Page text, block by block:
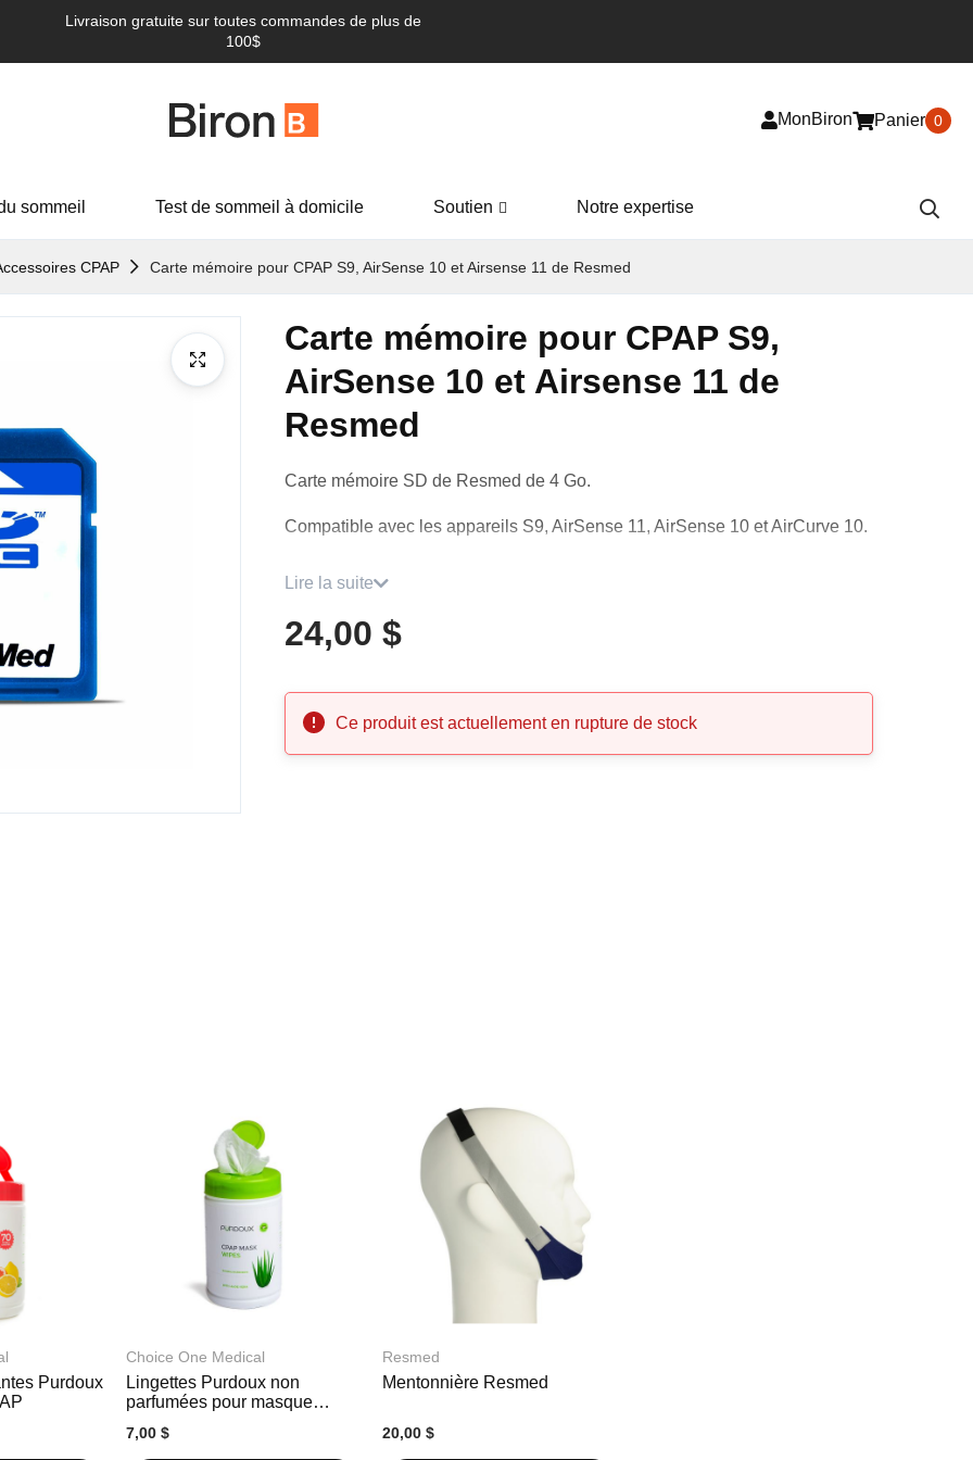
Livraison gratuite sur toutes commandes de plus de
100$
MonBiron Panier 0
sommeil Test de sommeil à domicile Soutien Notre expertise
CPAP Carte mémoire pour CPAP S9, AirSense 10 et Airsense 11 de Resmed
Carte mémoire pour CPAP S9,
AirSense 10 et Airsense 11 de
Resmed
Carte mémoire SD de Resmed de 4 Go.
Compatible avec les appareils S9, AirSense 11, AirSense 10 et AirCurve 10.
Garantie 1 an.
Lire la suite
24,00 $
Ce produit est actuellement en rupture de stock
Purdoux
Choice One Medical
Lingettes Purdoux non
parfumées pour masque
7,00 $
Resmed
Mentonnière Resmed
20,00 $